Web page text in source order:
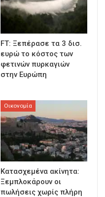
FT: Ξεπέρασε τα 3 δισ.
ευρώ το κόστος των
φετινών πυρκαγιών
στην Ευρώπη
Οικονομία
Κατασχεμένα ακίνητα:
Ξεμπλοκάρουν οι
πωλήσεις χωρίς πλήρη